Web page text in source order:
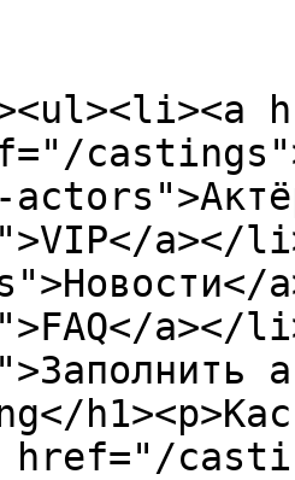
a></
href="/